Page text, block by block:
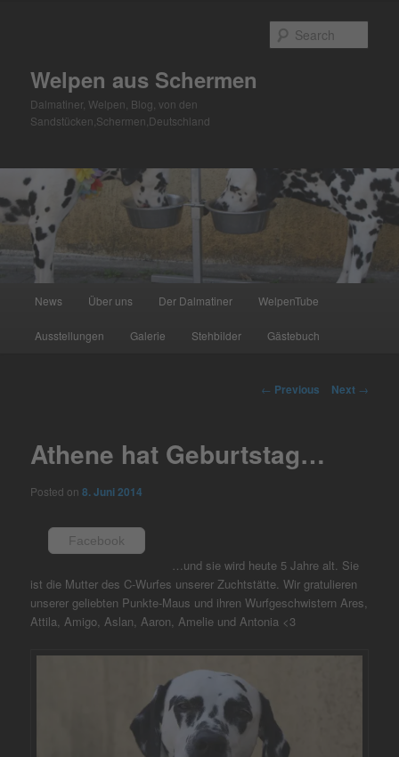
Welpen aus Schermen
Dalmatiner, Welpen, Blog, von den
Sandstücken,Schermen,Deutschland
News Über uns Der Dalmatiner WelpenTube
Ausstellungen Galerie Stehbilder Gästebuch
Post
← Previous Next →
Athene hat Geburtstag…
Posted on8. Juni 2014
Facebook
…und sie wird heute 5 Jahre alt. Sie
ist die Mutter des C-Wurfes unserer Zuchtstätte. Wir gratulieren
unserer geliebten Punkte-Maus und ihren Wurfgeschwistern Ares,
Attila, Amigo, Aslan, Aaron, Amelie und Antonia <3